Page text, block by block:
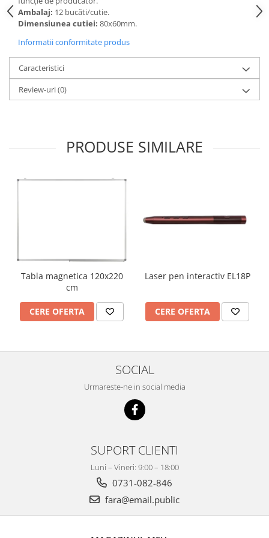
Accesorii
Panouri Afisare
Table magnetice din sticla
Ambalaj: 12 bucăti/cutie.
Dimensiunea cutiei: 80x60mm.
Informatii conformitate produs
Caracteristici
Review-uri(0)
PRODUSE SIMILARE
Tabla magnetica 120x220
cm
CERE OFERTA
Laser pen interactiv EL18P
CERE OFERTA
SOCIAL
Urmareste-ne in social media
SUPORT CLIENTI
Luni – Vineri: 9:00 – 18:00
0731-082-846
fara@email.public